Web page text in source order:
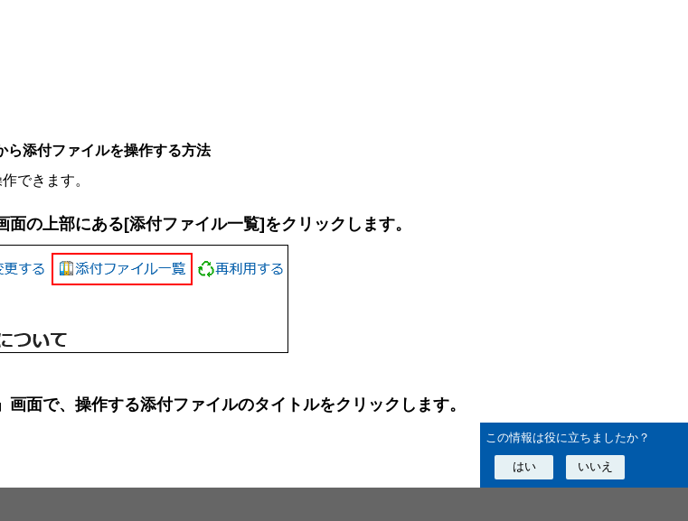
ら添付ファイルを操作する方法
できます。
面の上部にある[添付ファイル一覧]をクリックします。
画面で、操作する添付ファイルのタイトルをクリックします。
この情報は役に立ちましたか？
はい いいえ